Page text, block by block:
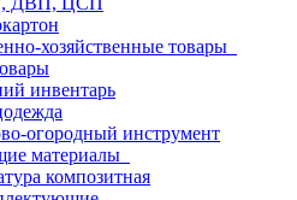
хозяйственные товары
инвентарь
огородный инструмент
материалы
композитная